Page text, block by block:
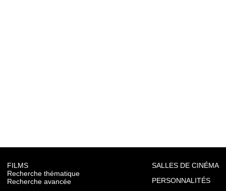
FILMS
Recherche thématique
Recherche avancée
SALLES DE CINÉMA
PERSONNALITÉS